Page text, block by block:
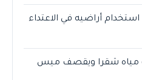
أراضيه في الاعتداء
مياه شقرا ويقصف ميس